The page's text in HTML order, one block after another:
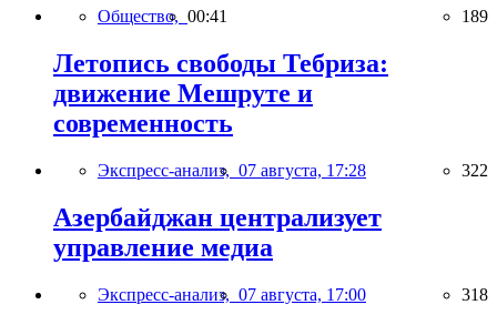
Общество, 00:41 189
Летопись свободы Тебриза:
движение Мешруте и
современность
Экспресс-анализ, 07 августа, 17:28 322
Азербайджан централизует
управление медиа
Экспресс-анализ, 07 августа, 17:00 318